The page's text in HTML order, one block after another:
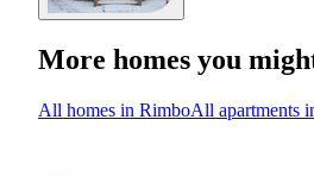
More homes you
All homes in RimboAll apartments